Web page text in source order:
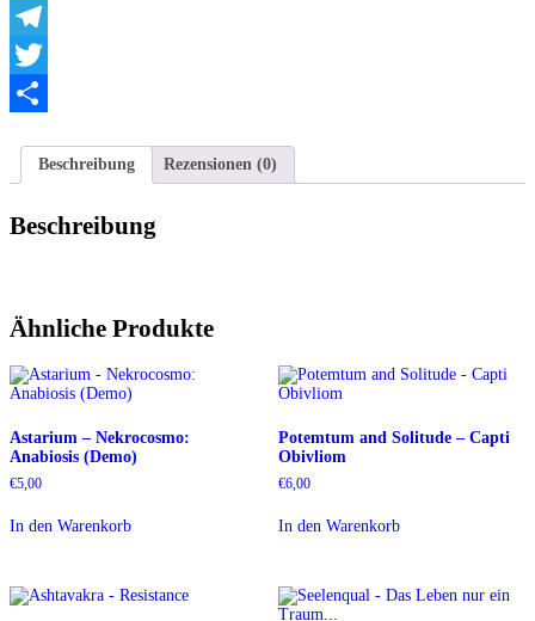
WhatsApp
Telegram
Twitter
Beschreibung
Rezensionen (0)
Beschreibung
Ähnliche Produkte
Astarium – Nekrocosmo:
Anabiosis (Demo)
€5,00
In den Warenkorb
Potemtum and Solitude – Capti
Obivliom
€6,00
In den Warenkorb